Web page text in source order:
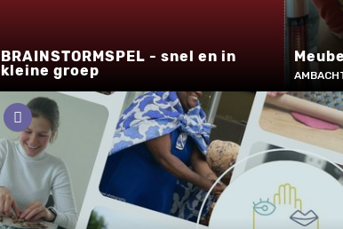
BRAINSTORMSPEL - snel en in
kleine groep